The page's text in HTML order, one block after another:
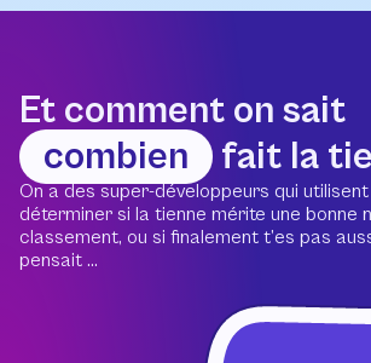
Et comment on sait
combien
fait la
On a des super-développeurs qui
déterminer si la tienne mérite une bonne
classement, ou si finalement t’es pas
pensait ...